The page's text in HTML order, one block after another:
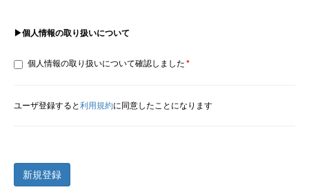
▶個人情報の取り扱いについて
個人情報の取り扱いについて確認しました
ユーザ登録すると利用規約に同意したことになります
新規登録